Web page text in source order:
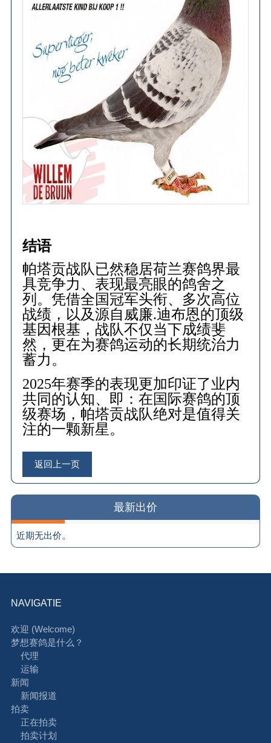
结语
帕塔贡战队已然稳居荷兰赛鸽界最
具竞争力、表现最亮眼的鸽舍之
列。凭借全国冠军头衔、多次高位
战绩，以及源自威廉.迪布恩的顶级
基因根基，战队不仅当下成绩斐
然，更在为赛鸽运动的长期统治力
蓄力。
2025年赛季的表现更加印证了业内
共同的认知、即：在国际赛鸽的顶
级赛场，帕塔贡战队绝对是值得关
注的一颗新星。
返回上一页
最新出价
近期无出价。
NAVIGATIE
欢迎 (Welcome)
梦想赛鸽是什么？
代理
运输
新闻
新闻报道
拍卖
正在拍卖
拍卖计划